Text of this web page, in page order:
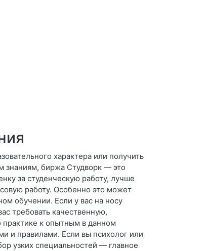
характера или получить
знаниям, биржа Студворк — это
за студенческую работу, лучше
работу. Особенно это может
обучении. Если у вас на носу
требовать качественную,
практике к опытным в данном
и правилами. Если вы психолог или
узких специальностей — главное